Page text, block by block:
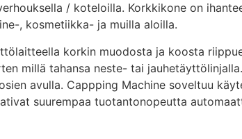
/ koteloilla. Korkkikone on
, kosmetiikka- ja muilla aloilla.
korkin muodosta ja koosta
millä tahansa neste- tai
avulla. Cappping Machine soveltuu
suurempaa tuotantonopeutta